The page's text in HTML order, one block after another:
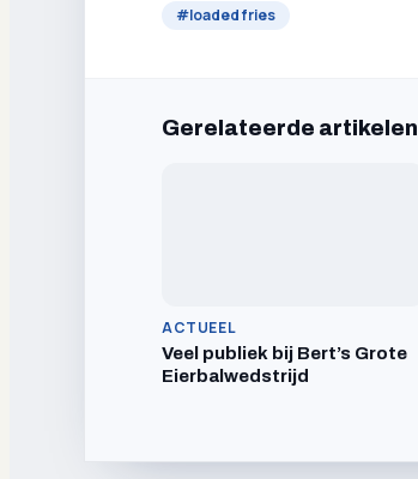
#loaded fries
Gerelateerde artikelen
ACTUEEL
Veel publiek bij Bert’s Grote
Eierbalwedstrijd